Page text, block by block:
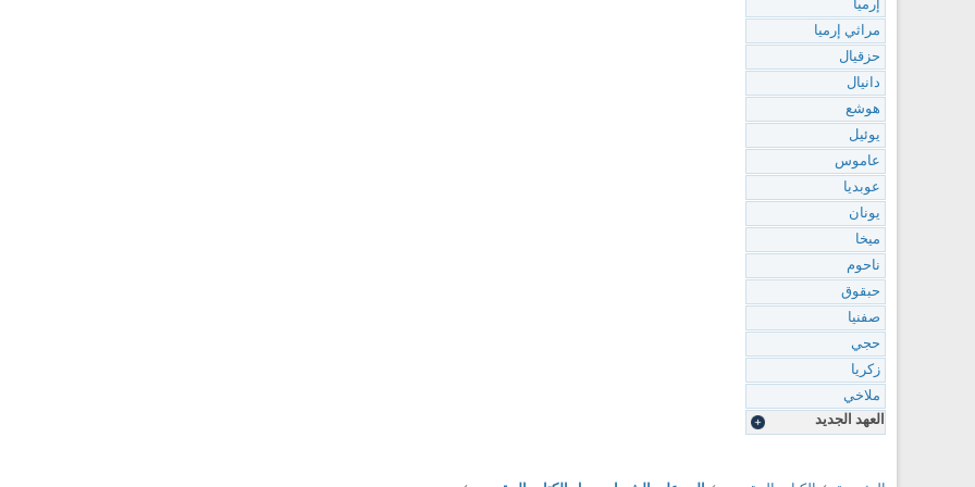
إرميا
مراثي إرميا
حزقيال
دانيال
هوشع
يوئيل
عاموس
عوبديا
يونان
ميخا
ناحوم
حبقوق
صفنيا
حجي
زكريا
ملاخي
العهد الجديد